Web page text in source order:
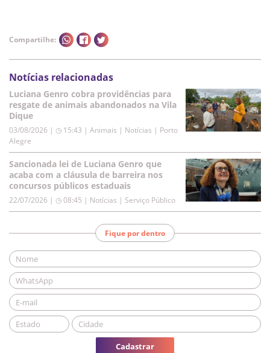
Compartilhe:
Notícias relacionadas
Luciana Genro cobra providências para
resgate de animais abandonados na Vila
Dique
03/08/2026 | ◷ 15:43 | Animais | Notícias | Porto
Alegre
Sancionada lei de Luciana Genro que
acaba com a cláusula de barreira nos
concursos públicos estaduais
22/07/2026 | ◷ 08:45 | Notícias | Serviço Público
Fique por dentro
Cadastrar